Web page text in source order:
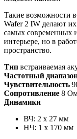
Такие возможности
Wafer 2 IW делают
самых современных
интерьере, но в
пространство.
Тип встраиваемая
Частотный
Чувствительность
Сопротивление 8
Динамики
ВЧ: 2 x 27 мм
НЧ: 1 x 170 мм